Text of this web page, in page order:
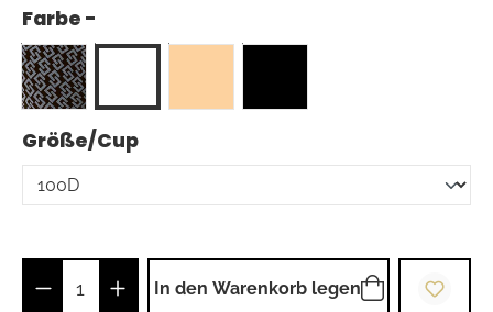
Farbe -
Größe/Cupauswählen
Produkt Anzahl: Gib den gewünschten
In den Warenkorb legen